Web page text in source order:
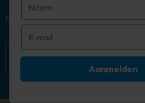
Mijn account
Aanmelden